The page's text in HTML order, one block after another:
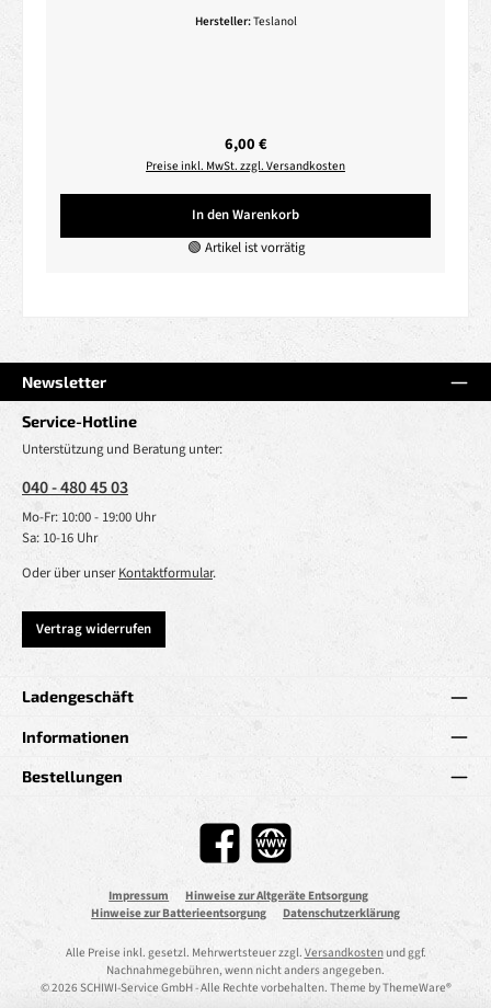
Hersteller:Teslanol
Regulärer Preis:
6,00 €
Preise inkl. MwSt. zzgl. Versandkosten
In den Warenkorb
🟢 Artikel ist vorrätig
Newsletter
Service-Hotline
Unterstützung und Beratung unter:
040 - 480 45 03
Mo-Fr: 10:00 - 19:00 Uhr
Sa: 10-16 Uhr
Oder über unserKontaktformular.
Vertrag widerrufen
Ladengeschäft
Informationen
Bestellungen
Facebook Website
Impressum
Hinweise zur Altgeräte Entsorgung
Hinweise zur Batterieentsorgung
Datenschutzerklärung
Alle Preise inkl. gesetzl. Mehrwertsteuer zzgl. Versandkostenund ggf.
Nachnahmegebühren, wenn nicht anders angegeben.
© 2026 SCHIWI-Service GmbH - Alle Rechte vorbehalten. Theme byThemeWare®